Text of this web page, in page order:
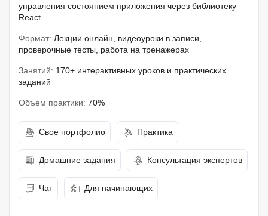
управления состоянием приложения через библиотеку
React
Формат: Лекции онлайн, видеоуроки в записи,
проверочные тесты, работа на тренажерах
Занятий: 170+ интерактивных уроков и практических
заданий
Объем практики: 70%
Свое портфолио Практика
Домашние задания Консультация экспертов
Чат Для начинающих